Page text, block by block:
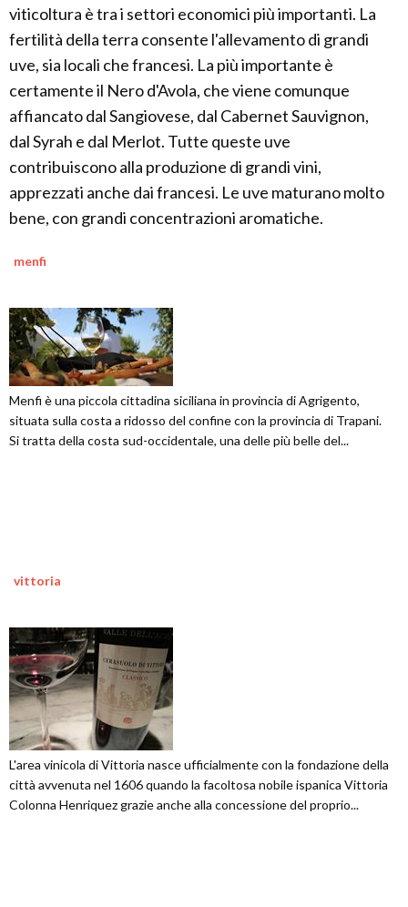
viticoltura è tra i settori economici più importanti. La
fertilità della terra consente l'allevamento di grandi
uve, sia locali che francesi. La più importante è
certamente il Nero d'Avola, che viene comunque
affiancato dal Sangiovese, dal Cabernet Sauvignon,
dal Syrah e dal Merlot. Tutte queste uve
contribuiscono alla produzione di grandi vini,
apprezzati anche dai francesi. Le uve maturano molto
bene, con grandi concentrazioni aromatiche.
menfi
Menfi è una piccola cittadina siciliana in provincia di Agrigento,
situata sulla costa a ridosso del confine con la provincia di Trapani.
Si tratta della costa sud-occidentale, una delle più belle del...
vittoria
L'area vinicola di Vittoria nasce ufficialmente con la fondazione della
città avvenuta nel 1606 quando la facoltosa nobile ispanica Vittoria
Colonna Henriquez grazie anche alla concessione del proprio...